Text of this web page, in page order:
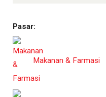
Pasar:
Makanan & Farmasi